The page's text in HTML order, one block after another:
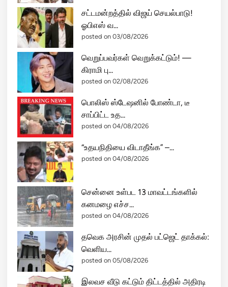
சட்டமன்றத்தில் விஜய் செயல்பாடு!
ஓபிஎஸ் வ...
posted on 03/08/2026
வெறுப்பவர்கள் வெறுக்கட்டும்! —
கிராமி பு...
posted on 02/08/2026
பொலிஸ் ஸ்டேஷனில் போண்டா, டீ
சாப்பிட்ட உத...
posted on 04/08/2026
“உதயநிதியை விடாதீங்க” –...
posted on 04/08/2026
சென்னை உள்பட 13 மாவட்டங்களில்
கனமழை எச்ச...
posted on 04/08/2026
தவெக அரசின் முதல் பட்ஜெட் தாக்கல்:
வெளிய...
posted on 05/08/2026
இலவச வீடு கட்டும் திட்டத்தில் அதிரடி